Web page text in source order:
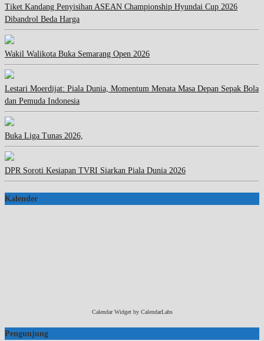
Tiket Kandang Penyisihan ASEAN Championship Hyundai Cup 2026
Dibandrol Beda Harga
Wakil Walikota Buka Semarang Open 2026
Lestari Moerdijat: Piala Dunia, Momentum Menata Masa Depan Sepak Bola
dan Pemuda Indonesia
Buka Liga Tunas 2026,
DPR Soroti Kesiapan TVRI Siarkan Piala Dunia 2026
Kalender
Calendar Widget by CalendarLabs
Pengunjung